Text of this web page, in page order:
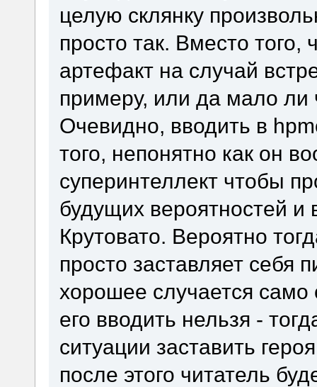
целую склянку
просто так. Вместо
артефакт на случай
примеру, или да мало ли
Очевидно, вводить в
того, непонятно как он
суперинтеллект чтобы
будущих вероятностей
Крутовато. Вероятно
просто заставляет себя
хорошее случается
его вводить нельзя -
ситуации заставить
после этого читатель